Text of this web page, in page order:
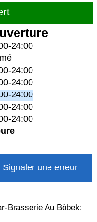
24:00
24:00
24:00
24:00
24:00
24:00
Signaler une erreur
Brasserie Au Bôbek: